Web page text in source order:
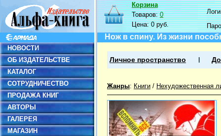
НОВОСТИ
ОБ ИЗДАТЕЛЬСТВЕ
КАТАЛОГ
СОТРУДНИЧЕСТВО
ПРОДАЖА КНИГ
АВТОРЫ
ГАЛЕРЕЯ
МАГАЗИН
Корзина
Товаров:0
Цена:0 руб.
Нож в спину. Из жизни
Личное пространство
Жанры: Книги / Нехудожественная